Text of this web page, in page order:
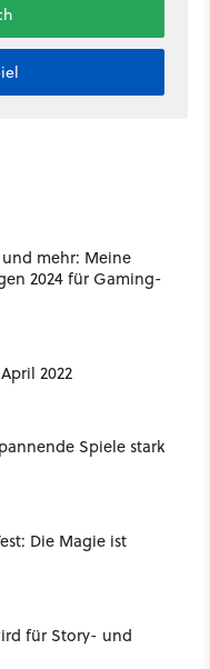
mehr: Meine
2024 für Gaming-
2022
Spiele stark
Die Magie ist
für Story- und